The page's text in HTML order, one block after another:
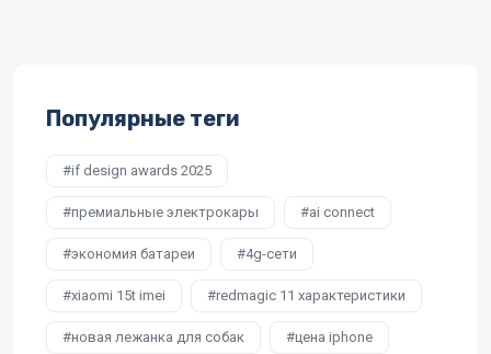
Популярные теги
if design awards 2025
премиальные электрокары ai connect
экономия батареи 4g-сети
xiaomi 15t imei redmagic 11 характеристики
новая лежанка для собак цена iphone